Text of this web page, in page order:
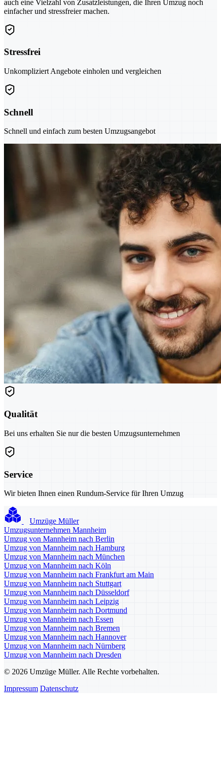
auch eine Vielzahl von Zusatzleistungen, die Ihren Umzug noch
einfacher und stressfreier machen.
Stressfrei
Unkompliziert Angebote einholen und vergleichen
Schnell
Schnell und einfach zum besten Umzugsangebot
Qualität
Bei uns erhalten Sie nur die besten Umzugsunternehmen
Service
Wir bieten Ihnen einen Rundum-Service für Ihren Umzug
Umzüge Müller
Umzugsunternehmen Mannheim
Umzug von Mannheim nach Berlin
Umzug von Mannheim nach Hamburg
Umzug von Mannheim nach München
Umzug von Mannheim nach Köln
Umzug von Mannheim nach Frankfurt am Main
Umzug von Mannheim nach Stuttgart
Umzug von Mannheim nach Düsseldorf
Umzug von Mannheim nach Leipzig
Umzug von Mannheim nach Dortmund
Umzug von Mannheim nach Essen
Umzug von Mannheim nach Bremen
Umzug von Mannheim nach Hannover
Umzug von Mannheim nach Nürnberg
Umzug von Mannheim nach Dresden
© 2026 Umzüge Müller. Alle Rechte vorbehalten.
Impressum Datenschutz